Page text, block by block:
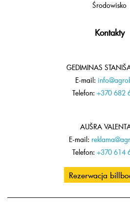
Środowisko
Kontakty
GEDIMINAS
E-mail:
Telefon: +370 682
AUŠRA
E-mail:
Telefon: +370 614
Rezerwacja